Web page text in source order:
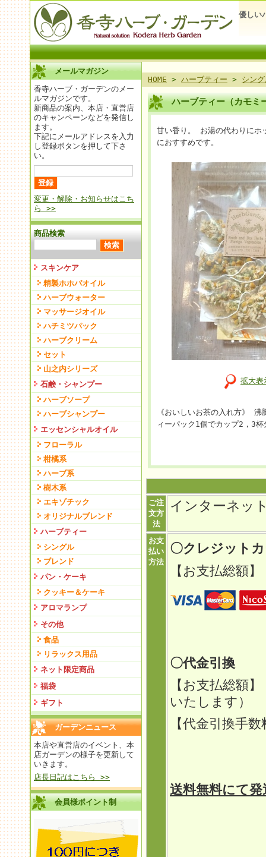
優しい
メールマガジン
香寺ハーブ・ガーデンのメー
ルマガジンです。
新商品の案内、本店・直営店
のキャンペーンなどを発信し
ます。
下記にメールアドレスを入力
し登録ボタンを押して下さ
い。
変更・解除・お知らせはこち
ら >>
商品検索
スキンケア
精製ホホバオイル
ハーブウォーター
マッサージオイル
ハチミツパック
ハーブクリーム
セット
山之内シリーズ
石鹸・シャンプー
ハーブソープ
ハーブシャンプー
エッセンシャルオイル
フローラル
柑橘系
ハーブ系
樹木系
エキゾチック
オリジナルブレンド
ハーブティー
シングル
ブレンド
パン・ケーキ
クッキー＆ケーキ
アロマランプ
その他
食品
リラックス用品
ネット限定商品
福袋
ギフト
ガーデンニュース
本店や直営店のイベント、本
店ガーデンの様子を更新して
いきます。
店長日記はこちら >>
会員様ポイント制
HOME > ハーブティー > シン
ハーブティー（カモ
甘い香り。 お湯の代わりにホ
におすすめです。
拡大表
《おいしいお茶の入れ方》
ィーパック1個でカップ2，3
ご注
文方
法
インターネッ
お支
払い
方法
〇クレジット
【お支払総額
〇代金引換
【お支払総額
いたします）
【代金引換
送料無料にて